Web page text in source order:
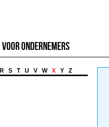
Voor Ondernemers
R S T U V W X Y Z